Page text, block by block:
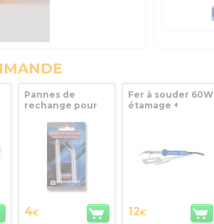
Pannes de
rechange pour
Kemper 60W
170080
4€
Fer à souder 60W
étamage +
12€